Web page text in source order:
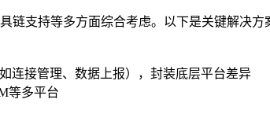
链支持等多方面综合考虑。以下是关键解决方
连接管理、数据上报），封装底层平台差异
等多平台